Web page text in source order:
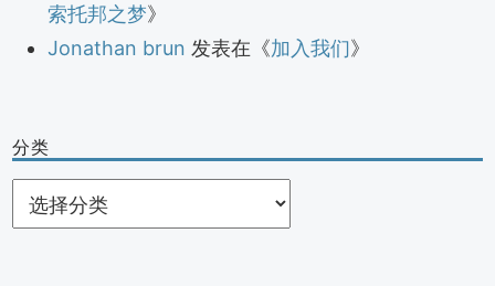
索托邦之梦》
Jonathan brun 发表在《加入我们》
分类
分
类